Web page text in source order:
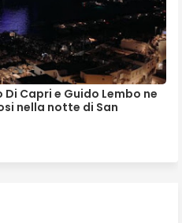
Capri e Guido Lembo ne
nella notte di San